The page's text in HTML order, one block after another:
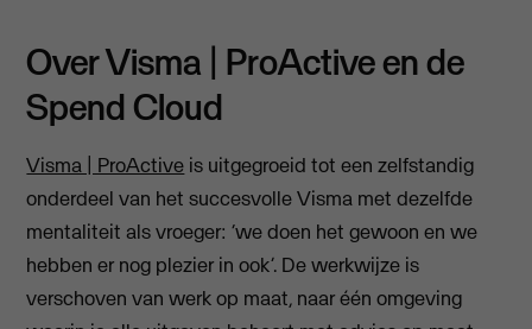
Over Visma | ProActive en de
Spend Cloud
Visma | ProActive is uitgegroeid tot een zelfstandig
onderdeel van het succesvolle Visma met dezelfde
mentaliteit als vroeger: ‘we doen het gewoon en we
hebben er nog plezier in ook’. De werkwijze is
verschoven van werk op maat, naar één omgeving